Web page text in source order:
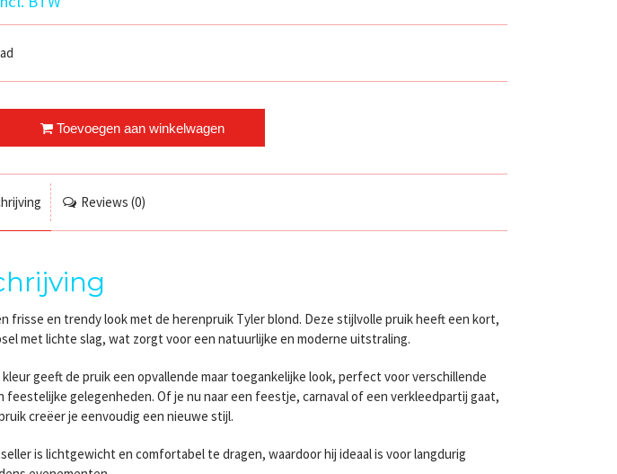
Tyler Blond quantity
Toevoegen aan winkelwagen
Reviews (0)
frisse en trendy look met de herenpruik Tyler blond. Deze stijlvolle pruik heeft een kort,
met lichte slag, wat zorgt voor een natuurlijke en moderne uitstraling.
kleur geeft de pruik een opvallende maar toegankelijke look, perfect voor verschillende
feestelijke gelegenheden. Of je nu naar een feestje, carnaval of een verkleedpartij gaat,
creëer je eenvoudig een nieuwe stijl.
is lichtgewicht en comfortabel te dragen, waardoor hij ideaal is voor langdurig